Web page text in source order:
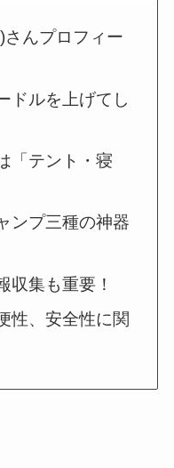
んプロフィー
ドルを上げてし
「テント・寝
ンプ三種の神器
収集も重要！
性、安全性に関